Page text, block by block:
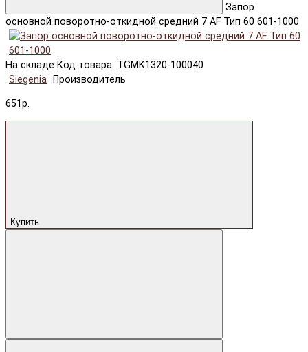
Запор
основной поворотно-откидной средний 7 AF Тип 60 601-1000
На складе Код товара: TGMK1320-100040
Siegenia
Производитель
651р.
Купить